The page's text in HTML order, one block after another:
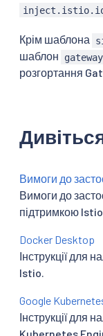
inject.istio.io/
Крім шаблона
шаблон
gateway
розгортання
Вимоги до
Вимоги до
підтримкою
Docker Desktop
Інструкції для
Istio.
Google
Інструкції для